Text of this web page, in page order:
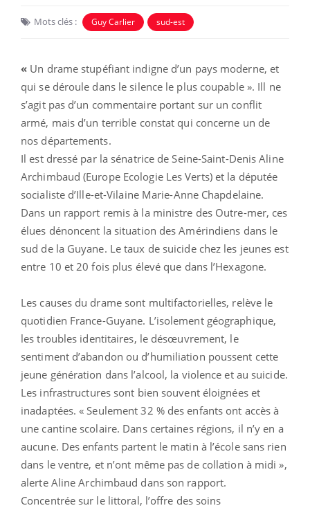
Mots clés : Guy Carlier sud-est
« Un drame stupéfiant indigne d’un pays moderne, et
qui se déroule dans le silence le plus coupable ». Ill ne
s’agit pas d’un commentaire portant sur un conflit
armé, mais d’un terrible constat qui concerne un de
nos départements.
Il est dressé par la sénatrice de Seine-Saint-Denis Aline
Archimbaud (Europe Ecologie Les Verts) et la députée
socialiste d’Ille-et-Vilaine Marie-Anne Chapdelaine.
Dans un rapport remis à la ministre des Outre-mer, ces
élues dénoncent la situation des Amérindiens dans le
sud de la Guyane. Le taux de suicide chez les jeunes est
entre 10 et 20 fois plus élevé que dans l’Hexagone.
Les causes du drame sont multifactorielles, relève le
quotidien France-Guyane. L’isolement géographique,
les troubles identitaires, le désœuvrement, le
sentiment d’abandon ou d’humiliation poussent cette
jeune génération dans l’alcool, la violence et au suicide.
Les infrastructures sont bien souvent éloignées et
inadaptées. « Seulement 32 % des enfants ont accès à
une cantine scolaire. Dans certaines régions, il n’y en a
aucune. Des enfants partent le matin à l’école sans rien
dans le ventre, et n’ont même pas de collation à midi »,
alerte Aline Archimbaud dans son rapport.
Concentrée sur le littoral, l’offre des soins